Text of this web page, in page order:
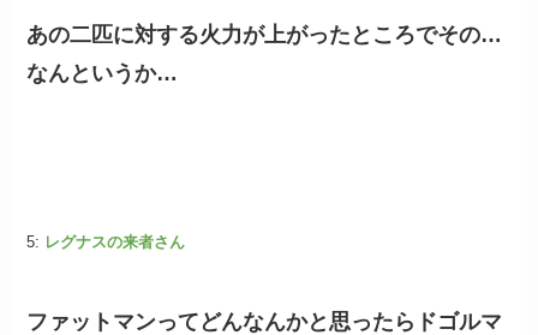
あの二匹に対する火力が上がったところでその…
なんというか…
5: レグナスの来者さん
ファットマンってどんなんかと思ったらドゴルマ